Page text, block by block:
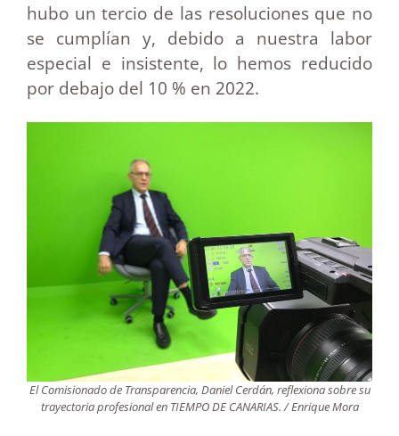
hubo un tercio de las resoluciones que no
se cumplían y, debido a nuestra labor
especial e insistente, lo hemos reducido
por debajo del 10 % en 2022.
El Comisionado de Transparencia, Daniel Cerdán, reflexiona sobre su
trayectoria profesional en TIEMPO DE CANARIAS. / Enrique Mora